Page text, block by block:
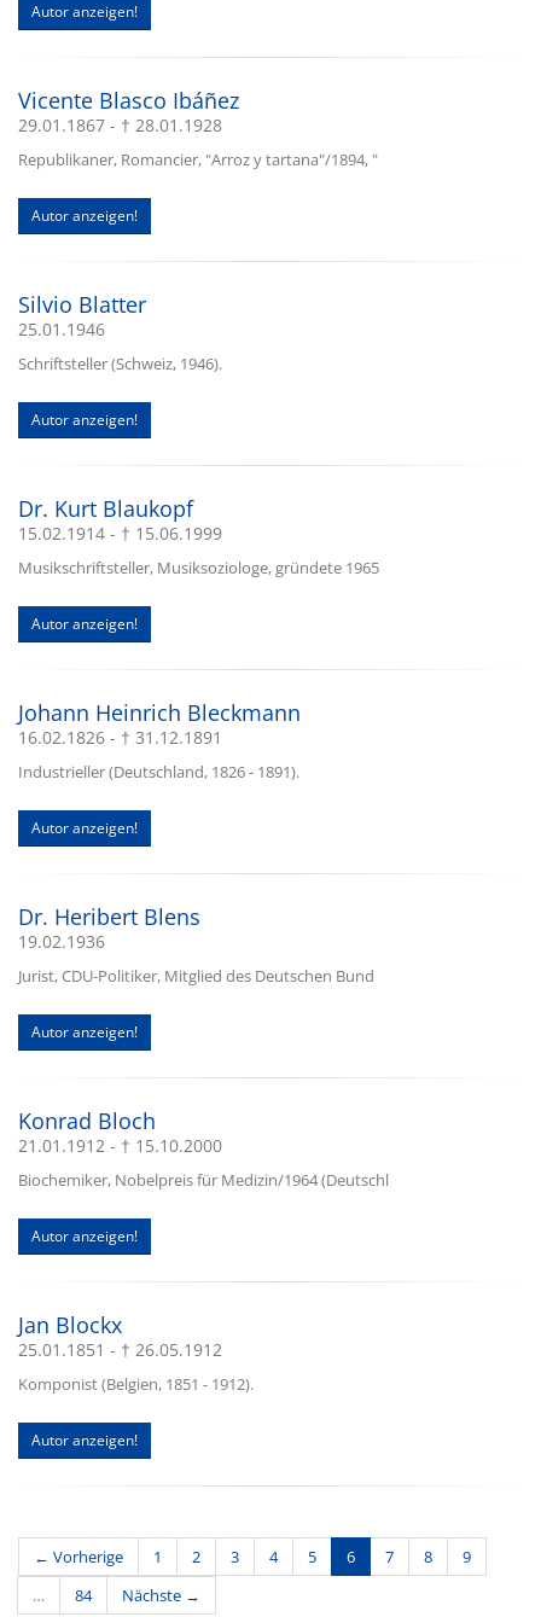
Autor anzeigen!
Vicente Blasco Ibáñez
29.01.1867 - † 28.01.1928
Republikaner, Romancier, "Arroz y tartana"/1894, "
Autor anzeigen!
Silvio Blatter
25.01.1946
Schriftsteller (Schweiz, 1946).
Autor anzeigen!
Dr. Kurt Blaukopf
15.02.1914 - † 15.06.1999
Musikschriftsteller, Musiksoziologe, gründete 1965
Autor anzeigen!
Johann Heinrich Bleckmann
16.02.1826 - † 31.12.1891
Industrieller (Deutschland, 1826 - 1891).
Autor anzeigen!
Dr. Heribert Blens
19.02.1936
Jurist, CDU-Politiker, Mitglied des Deutschen Bund
Autor anzeigen!
Konrad Bloch
21.01.1912 - † 15.10.2000
Biochemiker, Nobelpreis für Medizin/1964 (Deutschl
Autor anzeigen!
Jan Blockx
25.01.1851 - † 26.05.1912
Komponist (Belgien, 1851 - 1912).
Autor anzeigen!
← Vorherige 1 2 3 4 5 6(current)
7 8
9
…
84 Nächste →